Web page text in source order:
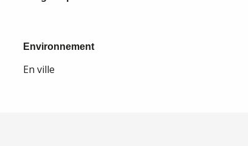
Environnement
Environnement
En ville